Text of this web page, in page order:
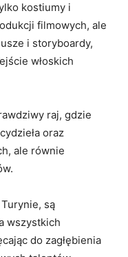
kostiumy ‌i​
filmowych, ‍ale
i storyboardy,
włoskich
raj, gdzie
oraz
ale równie
są
wszystkich
do ⁤zagłębienia⁢